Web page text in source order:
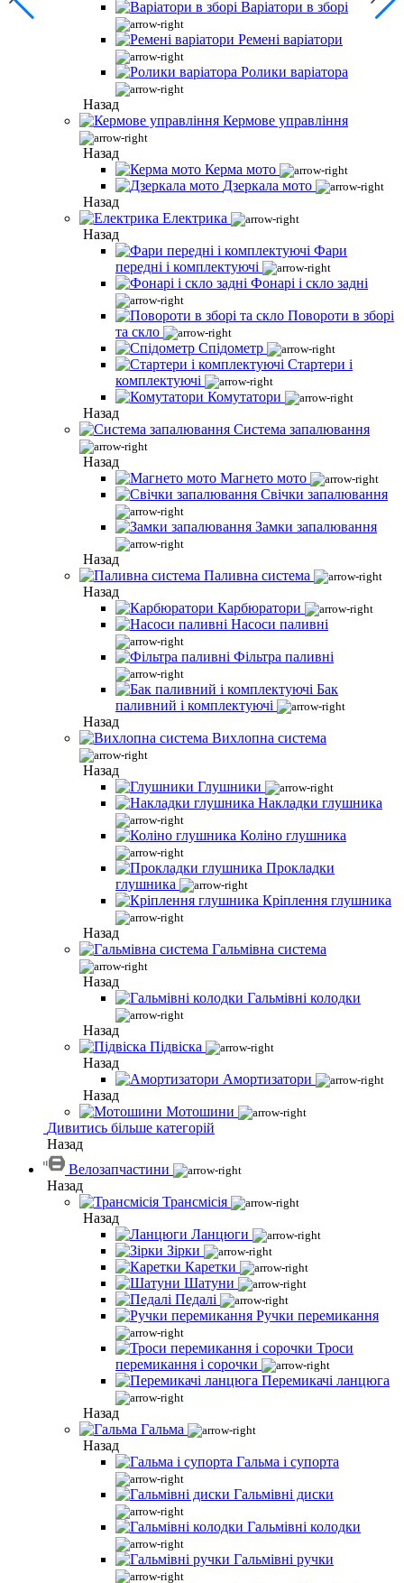
Варіатори в зборі
Ремені варіатори
Ролики варіатора
Назад
Кермове управління
Назад
Керма мото
Дзеркала мото
Назад
Електрика
Назад
Фари
передні і комплектуючі
Фонарі і скло задні
Повороти в зборі
та скло
Спідометр
Стартери і
комплектуючі
Комутатори
Назад
Система запалювання
Назад
Магнето мото
Свічки запалювання
Замки запалювання
Назад
Паливна система
Назад
Карбюратори
Насоси паливні
Фільтра паливні
Бак
паливний і комплектуючі
Назад
Вихлопна система
Назад
Глушники
Накладки глушника
Коліно глушника
Прокладки
глушника
Кріплення глушника
Назад
Гальмівна система
Назад
Гальмівні колодки
Назад
Підвіска
Назад
Амортизатори
Назад
Мотошини
Дивитись більше категорій
Назад
Велозапчастини
Назад
Трансмісія
Назад
Ланцюги
Зірки
Каретки
Шатуни
Педалі
Ручки перемикання
Троси
перемикання і сорочки
Перемикачі ланцюга
Назад
Гальма
Назад
Гальма і супорта
Гальмівні диски
Гальмівні колодки
Гальмівні ручки